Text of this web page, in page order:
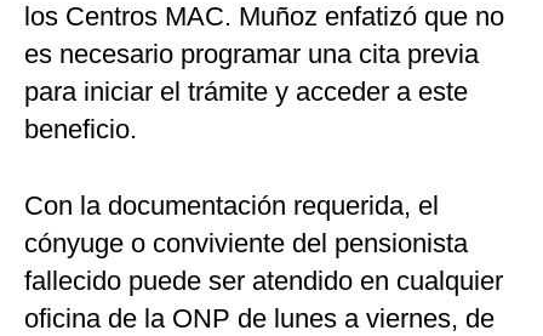
los Centros MAC. Muñoz enfatizó que no
es necesario programar una cita previa
para iniciar el trámite y acceder a este
beneficio.
Con la documentación requerida, el
cónyuge o conviviente del pensionista
fallecido puede ser atendido en cualquier
oficina de la ONP de lunes a viernes, de